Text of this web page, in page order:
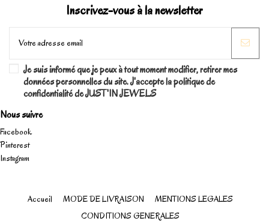
Inscrivez-vous à la newsletter
Je suis informé que je peux à tout moment modifier, retirer mes
données personnelles du site. J'accepte la politique de
confidentialité de JUST'IN JEWELS
Nous suivre
Facebook
Pinterest
Instagram
Accueil MODE DE LIVRAISON
MENTIONS LEGALES
CONDITIONS GENERALES